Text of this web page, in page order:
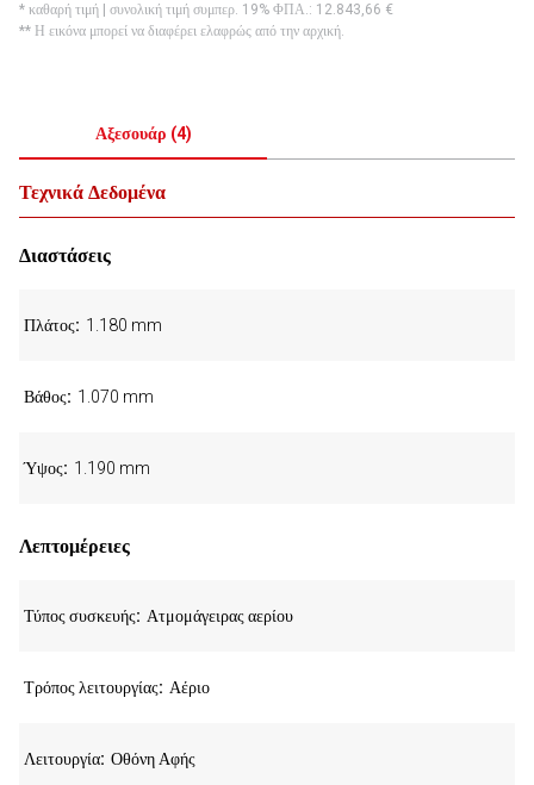
* καθαρή τιμή | συνολική τιμή συμπερ. 19% ΦΠΑ.: 12.843,66 €
** Η εικόνα μπορεί να διαφέρει ελαφρώς από την αρχική.
Αξεσουάρ (4)
Τεχνικά Δεδομένα
Διαστάσεις
Πλάτος 1.180 mm
Βάθος 1.070 mm
Ύψος 1.190 mm
Λεπτομέρειες
Τύπος συσκευής Ατμομάγειρας αερίου
Τρόπος λειτουργίας Αέριο
Λειτουργία Οθόνη Αφής